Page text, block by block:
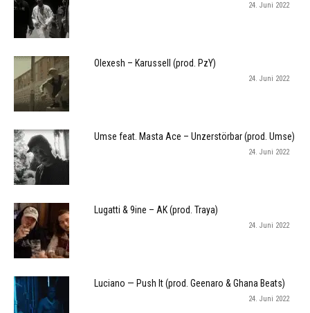
24. Juni 2022
Olexesh – Karussell (prod. PzY)
24. Juni 2022
Umse feat. Masta Ace – Unzerstörbar (prod. Umse)
24. Juni 2022
Lugatti & 9ine – AK (prod. Traya)
24. Juni 2022
Luciano — Push It (prod. Geenaro & Ghana Beats)
24. Juni 2022